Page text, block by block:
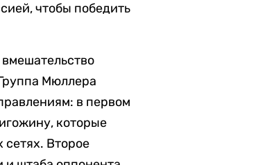
чтобы победить
Мюллера
в первом
которые
Второе